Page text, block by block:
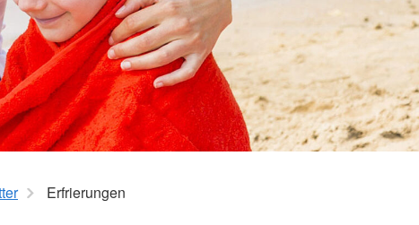
Internationale Fest
Apps
Formulare und Anträge
AGB
Schutz & Rettung
Gesamtübersicht
Rettungsdienst
IntraRett
Sanitätsdienst
Erfrierungen